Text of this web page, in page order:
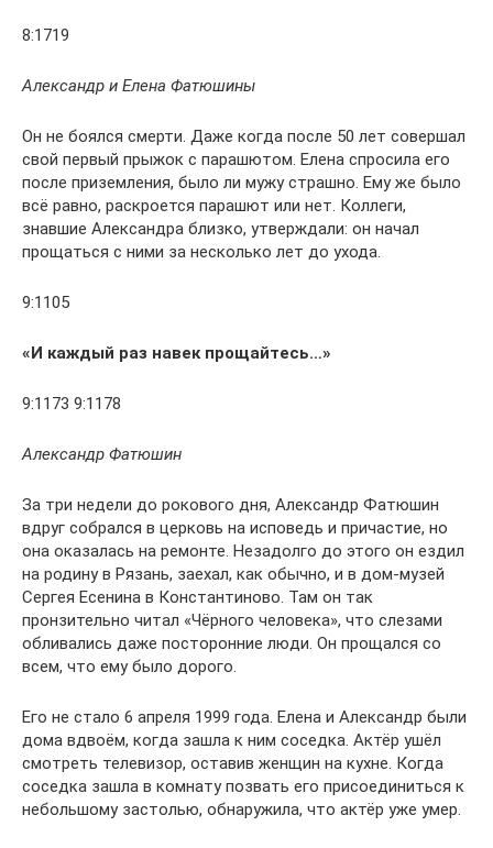
8:1719
Александр и Елена Фатюшины
Он не боялся смерти. Даже когда после 50 лет совершал
свой первый прыжок с парашютом. Елена спросила его
после приземления, было ли мужу страшно. Ему же было
всё равно, раскроется парашют или нет. Коллеги,
знавшие Александра близко, утверждали: он начал
прощаться с ними за несколько лет до ухода.
9:1105
«И каждый раз навек прощайтесь…»
9:1173 9:1178
Александр Фатюшин
За три недели до рокового дня, Александр Фатюшин
вдруг собрался в церковь на исповедь и причастие, но
она оказалась на ремонте. Незадолго до этого он ездил
на родину в Рязань, заехал, как обычно, и в дом-музей
Сергея Есенина в Константиново. Там он так
пронзительно читал «Чёрного человека», что слезами
обливались даже посторонние люди. Он прощался со
всем, что ему было дорого.
Его не стало 6 апреля 1999 года. Елена и Александр были
дома вдвоём, когда зашла к ним соседка. Актёр ушёл
смотреть телевизор, оставив женщин на кухне. Когда
соседка зашла в комнату позвать его присоединиться к
небольшому застолью, обнаружила, что актёр уже умер.